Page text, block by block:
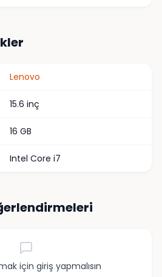
Lenovo
15.6 inç
16 GB
Intel Core i7
için giriş yapmalısın